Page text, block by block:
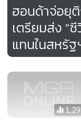
ฮอนด้าจ่อยุ
เตรียมส่ง “
แทนในสหรัฐ